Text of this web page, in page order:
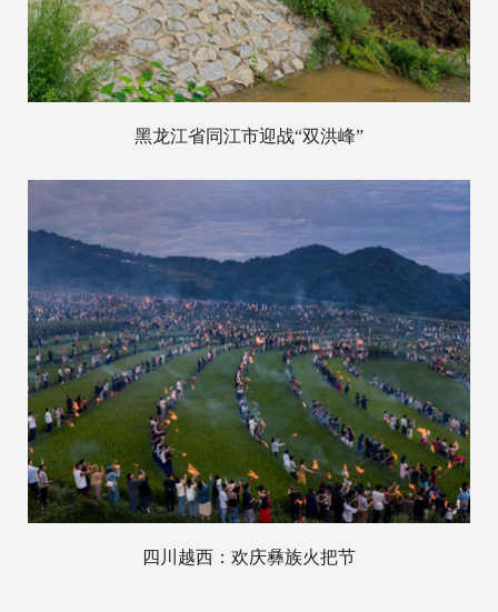
黑龙江省同江市迎战“双洪峰”
四川越西：欢庆彝族火把节